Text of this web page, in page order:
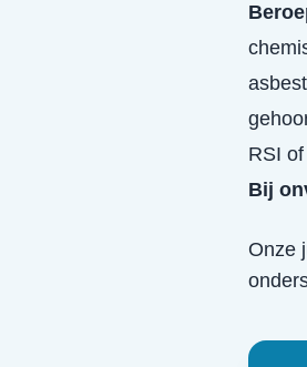
RSI
Bij
Onze